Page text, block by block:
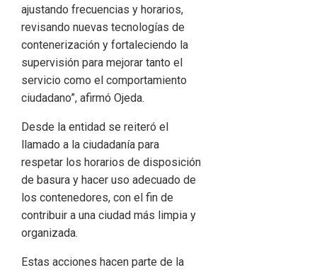
ajustando frecuencias y horarios,
revisando nuevas tecnologías de
contenerización y fortaleciendo la
supervisión para mejorar tanto el
servicio como el comportamiento
ciudadano”, afirmó Ojeda.
Desde la entidad se reiteró el
llamado a la ciudadanía para
respetar los horarios de disposición
de basura y hacer uso adecuado de
los contenedores, con el fin de
contribuir a una ciudad más limpia y
organizada.
Estas acciones hacen parte de la